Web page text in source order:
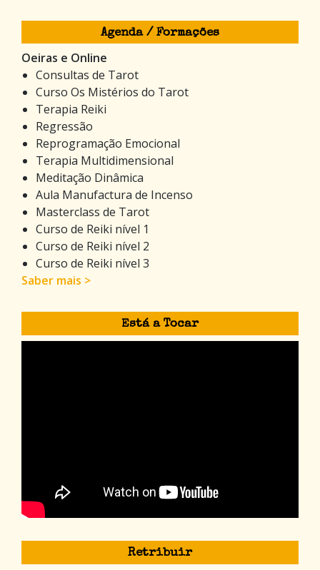
Agenda / Formações
Oeiras e Online
Consultas de Tarot
Curso Os Mistérios do Tarot
Terapia Reiki
Regressão
Reprogramação Emocional
Terapia Multidimensional
Meditação Dinâmica
Aula Manufactura de Incenso
Masterclass de Tarot
Curso de Reiki nível 1
Curso de Reiki nível 2
Curso de Reiki nível 3
Saber mais >
Está a Tocar
Retribuir